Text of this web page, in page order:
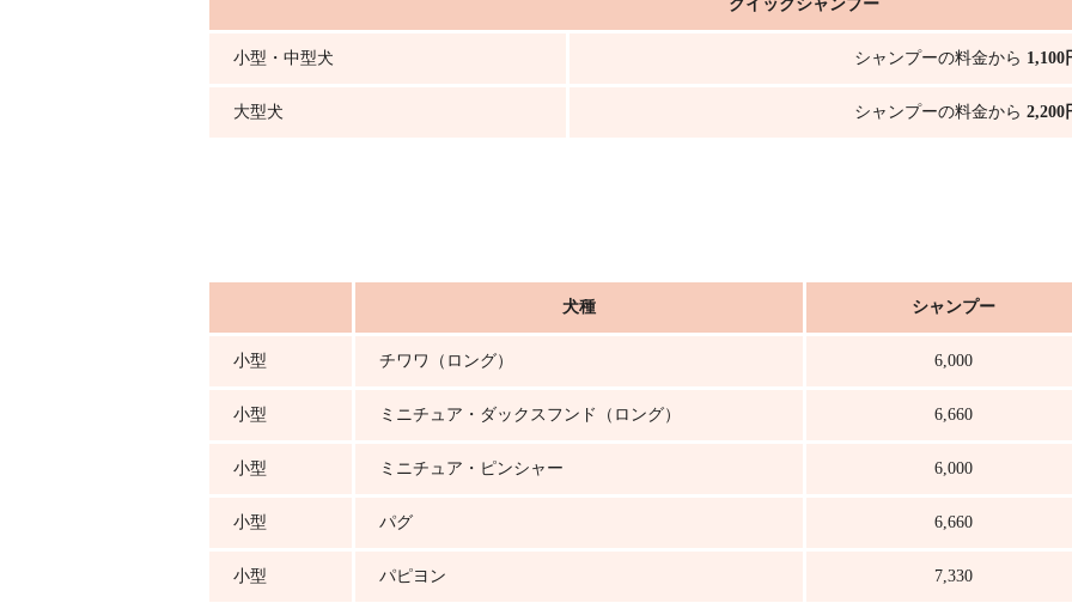
クイックシャンプー
小型・中型犬 シャンプーの料金から 1,100
大型犬 シャンプーの料金から 2,200
犬種 シャンプー
小型 チワワ（ロング） 6,000
小型 ミニチュア・ダックスフンド（ロング） 6,660
小型 ミニチュア・ピンシャー 6,000
小型 パグ 6,660
小型 パピヨン 7,330